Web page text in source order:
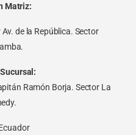
Matriz:
de la República. Sector
Ramón Borja. Sector La